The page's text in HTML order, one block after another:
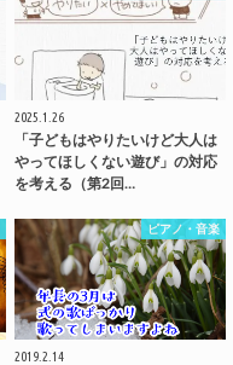
2025.1.26
「子どもはやりたいけど大人は
やってほしくない遊び」の対応
を考える（第2回…
ピアノ・音楽
2019.2.14